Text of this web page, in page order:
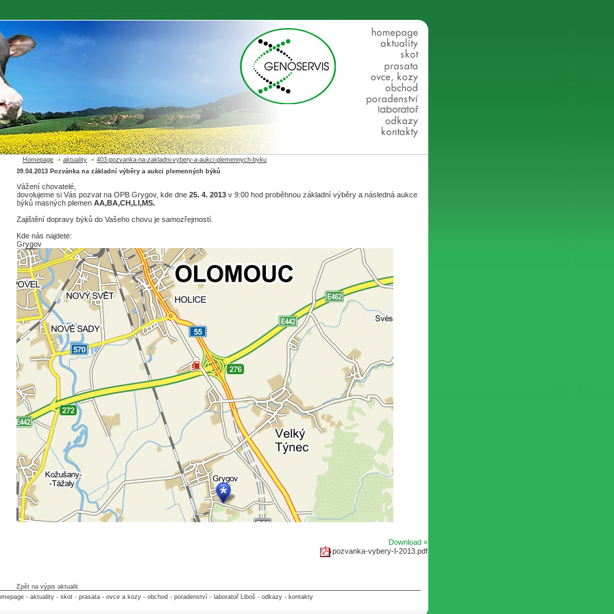
Homepage ➝ aktuality ➝ 403-pozvanka-na-zakladni-vybery-a-aukci-plemennych-byku
09.04.2013 Pozvánka na základní výběry a aukci plemenných býků
Vážení chovatelé,
dovolujeme si Vás pozvat na OPB Grygov, kde dne 25. 4. 2013 v 9:00 hod proběhnou základní výběry a následná aukce
býků masných plemen AA,BA,CH,LI,MS.
Zajištění dopravy býků do Vašeho chovu je samozřejmostí.
Kde nás najdete:
Grygov
Download »
pozvanka-vybery-I-2013.pdf
Zpět na výpis aktualit
- aktuality- skot- prasata- ovce a kozy- obchod - poradenství - laboratoř Liboš- odkazy- kontakty